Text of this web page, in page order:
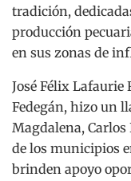
tradición,
producción
en sus zonas de
José Félix Lafaurie
Fedegán, hizo un
Magdalena, Carlos
de los municipios
brinden apoyo